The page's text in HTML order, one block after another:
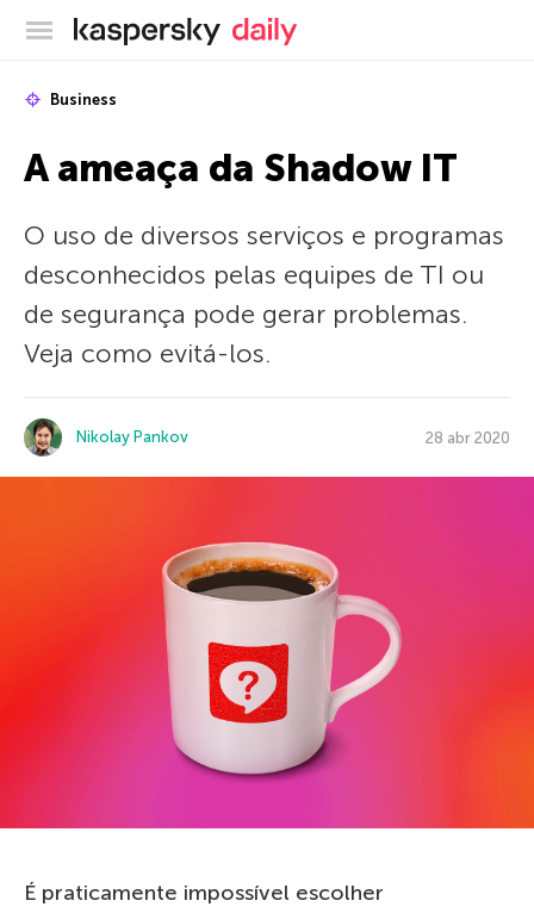
Blog oficial da Kaspersky
Business
A ameaça da Shadow IT
O uso de diversos serviços e programas
desconhecidos pelas equipes de TI ou
de segurança pode gerar problemas.
Veja como evitá-los.
Nikolay Pankov 28 abr 2020
É praticamente impossível escolher